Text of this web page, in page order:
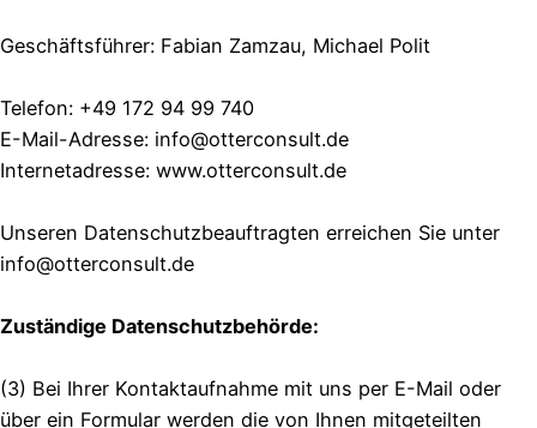
Geschäftsführer: Fabian Zamzau, Michael Polit
Telefon: +49 172 94 99 740
E-Mail-Adresse: info@otterconsult.de
Internetadresse: www.otterconsult.de
Unseren Datenschutzbeauftragten erreichen Sie unter
info@otterconsult.de
Zuständige Datenschutzbehörde:
(3) Bei Ihrer Kontaktaufnahme mit uns per E-Mail oder
über ein Formular werden die von Ihnen mitgeteilten